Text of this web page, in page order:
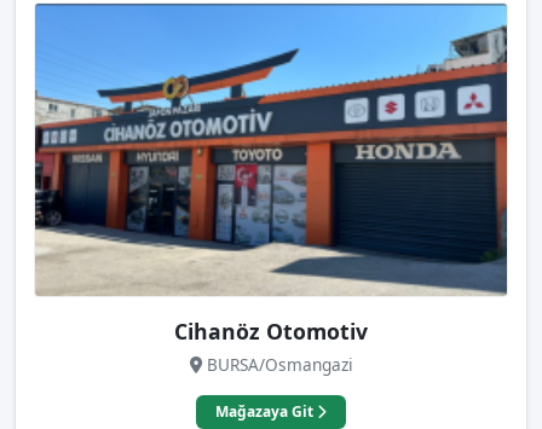
Cihanöz Otomotiv
BURSA/Osmangazi
Mağazaya Git